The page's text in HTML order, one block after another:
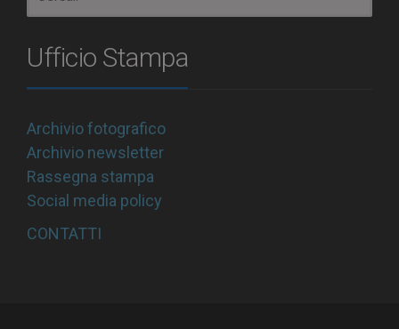
Ufficio Stampa
Archivio fotografico
Archivio newsletter
Rassegna stampa
Social media policy
CONTATTI